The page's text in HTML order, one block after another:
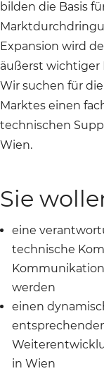
bilden die Basis
Expansion wird
äußerst wichtiger
Wir suchen für
Marktes einen
technischen
Wien.
Sie
eine
technische
werden
einen
in Wien